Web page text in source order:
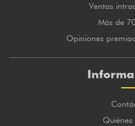
Ventas
Más de
Opiniones
Quiénes